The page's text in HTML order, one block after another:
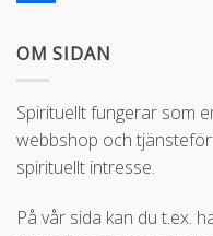
OM SIDAN
Spirituellt fungerar som
webbshop och
spirituellt intresse.
På vår sida kan du t.ex.